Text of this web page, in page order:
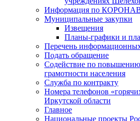
Информация по
Муниципальные закупки
Извещения
Планы-графики и
Перечень
Подать обращение
Содействие по
грамотности населения
Служба по контракту
Номера телефонов
Иркутской области
Главное
Национальные проекты